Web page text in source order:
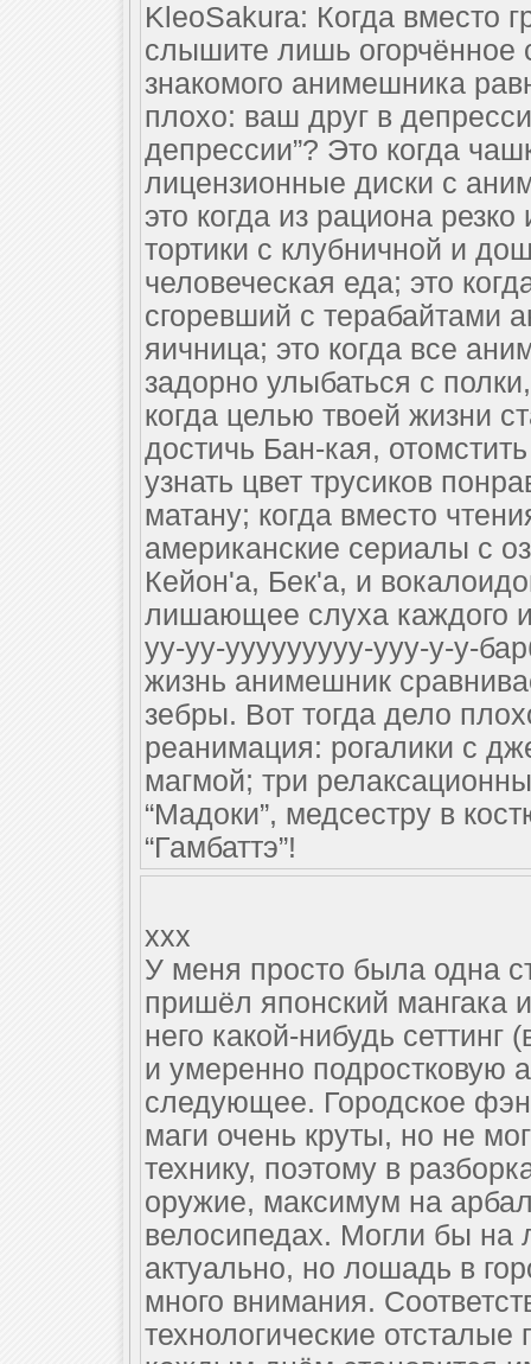
KleoSakura: Когда вместо
слышите лишь огорчённое
знакомого анимешника
плохо: ваш друг в
депрессии”? Это когда
лицензионные диски с
это когда из рациона
тортики с клубничной и
человеческая еда; это
сгоревший с терабайтами
яичница; это когда все
задорно улыбаться с
когда целью твоей жизни
достичь Бан-кая,
узнать цвет трусиков
матану; когда вместо
американские сериалы с
Кейон'a, Бек'а, и
лишающее слуха каждого
уу-уу-ууууууууу-ууу-у-у-
жизнь анимешник
зебры. Вот тогда дело
реанимация: рогалики с
магмой; три
“Мадоки”, медсестру в
“Гамбаттэ”!
xxx
У меня просто была одна
пришёл японский мангака
него какой-нибудь
и умеренно подростковую
следующее. Городское
маги очень круты, но не
технику, поэтому в
оружие, максимум на
велосипедах. Могли бы на
актуально, но лошадь в
много внимания.
технологические